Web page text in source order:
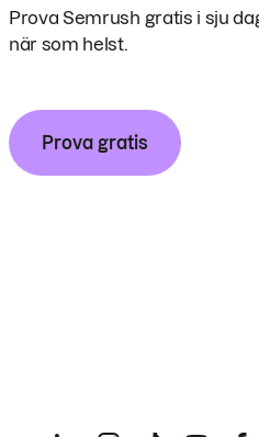
Prova Semrush gratis i sju
när som helst.
Prova gratis